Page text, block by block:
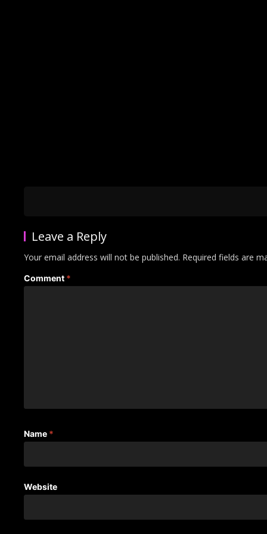
Leave a Reply
Your email address will not be published. Required fields are
Comment *
Name *
Website